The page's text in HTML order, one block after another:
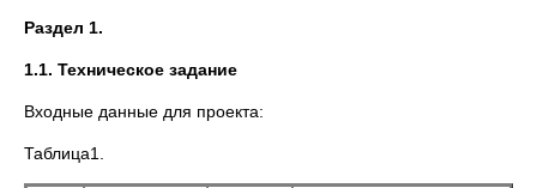
Раздел 1.
1.1. Техническое задание
Входные данные для проекта:
Таблица1.